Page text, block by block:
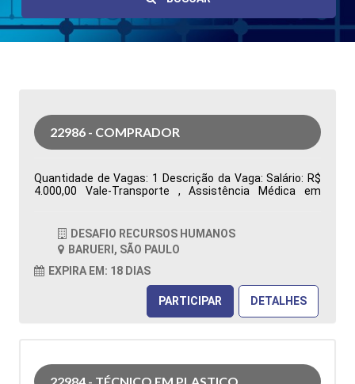
22986 - COMPRADOR
Quantidade de Vagas: 1 Descrição da Vaga: Salário: R$
4.000,00 Vale-Transporte , Assistência Médica em
feira, das 07h00 às 16h48. Ensino Superior completo ou
cursando Administração ou áreas correlatas
Conhecimento no sistema Totvs/Datasul Tipo de
contratação: CLT Cidade: Barueri, SP, Brasil Área de
Atuação: Compras Período: Formação Acadêmica:
Características Comportamentais:
DESAFIO RECURSOS HUMANOS
BARUERI, SÃO PAULO
EXPIRA EM: 18 DIAS
PARTICIPAR DETALHES